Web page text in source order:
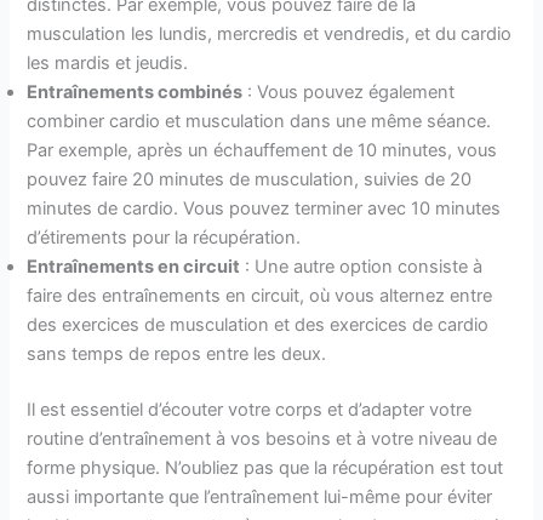
distinctes. Par exemple, vous pouvez faire de la
musculation les lundis, mercredis et vendredis, et du cardio
les mardis et jeudis.
Entraînements combinés : Vous pouvez également
combiner cardio et musculation dans une même séance.
Par exemple, après un échauffement de 10 minutes, vous
pouvez faire 20 minutes de musculation, suivies de 20
minutes de cardio. Vous pouvez terminer avec 10 minutes
d’étirements pour la récupération.
Entraînements en circuit : Une autre option consiste à
faire des entraînements en circuit, où vous alternez entre
des exercices de musculation et des exercices de cardio
sans temps de repos entre les deux.
Il est essentiel d’écouter votre corps et d’adapter votre
routine d’entraînement à vos besoins et à votre niveau de
forme physique. N’oubliez pas que la récupération est tout
aussi importante que l’entraînement lui-même pour éviter